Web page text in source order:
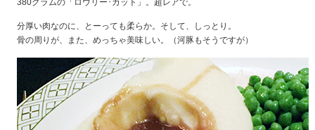
分厚い肉なのに、とーっても柔らか。そして、しっとり。
骨の周りが、また、めっちゃ美味しい。（河豚もそうですが）